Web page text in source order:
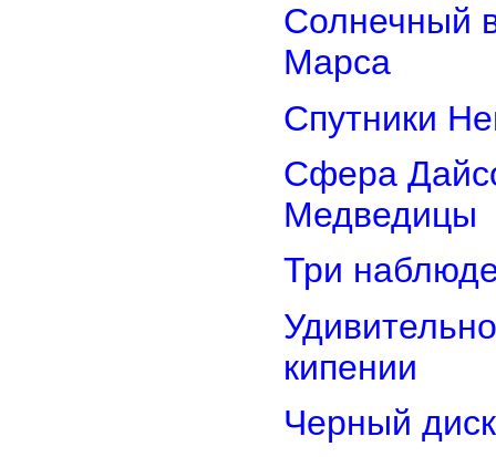
Солнечный
Марса
Спутники
Сфера
Медведицы
Три
кипении
Черный